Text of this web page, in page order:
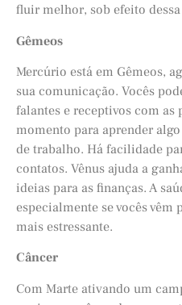
fluir melhor, sob efeito dessa
Gêmeos
Mercúrio está em Gêmeos,
sua comunicação. Vocês
falantes e receptivos com as
momento para aprender
de trabalho. Há facilidade
contatos. Vênus ajuda a
ideias para as finanças. A
especialmente se vocês
mais estressante.
Câncer
Com Marte ativando um